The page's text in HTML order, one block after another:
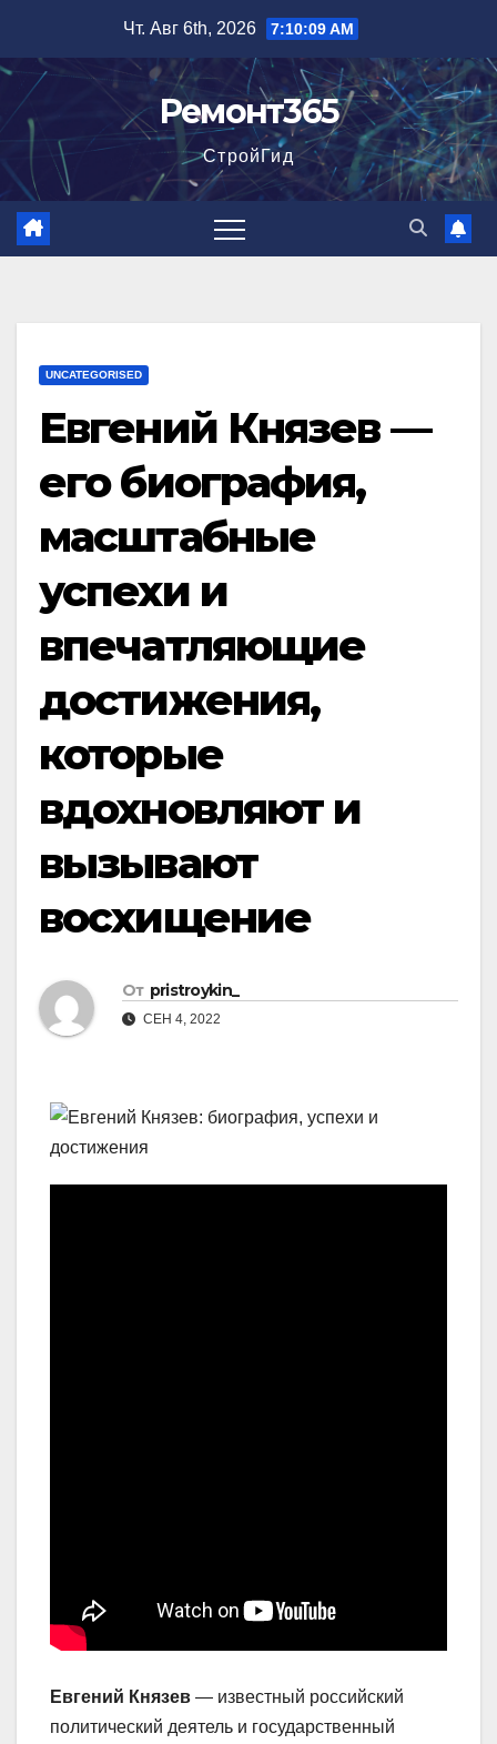
содержимому
Чт. Авг 6th, 2026 7:10:10 AM
Ремонт365
СтройГид
UNCATEGORISED
Евгений Князев —
его биография,
масштабные
успехи и
впечатляющие
достижения,
которые
вдохновляют и
вызывают
восхищение
От pristroykin_
СЕН 4, 2022
Евгений Князев — известный российский
политический деятель и государственный